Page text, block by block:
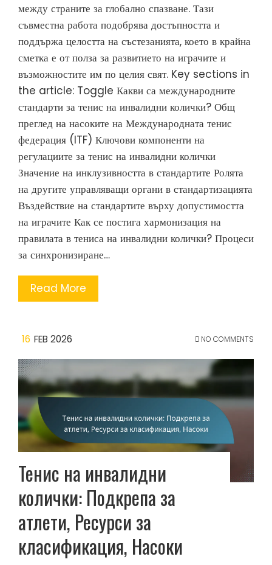
между страните за глобално спазване. Тази
съвместна работа подобрява достъпността и
поддържа целостта на състезанията, което в крайна
сметка е от полза за развитието на играчите и
възможностите им по целия свят. Key sections in
the article: Toggle Какви са международните
стандарти за тенис на инвалидни колички? Общ
преглед на насоките на Международната тенис
федерация (ITF) Ключови компоненти на
регулациите за тенис на инвалидни колички
Значение на инклузивността в стандартите Ролята
на другите управляващи органи в стандартизацията
Въздействие на стандартите върху допустимостта
на играчите Как се постига хармонизация на
правилата в тениса на инвалидни колички? Процеси
за синхронизиране…
Read More
16 FEB 2026 NO COMMENTS
Тенис на инвалидни
колички: Подкрепа за
атлети, Ресурси за
класификация, Насоки